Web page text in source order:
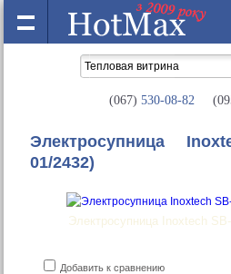
(067) 530-08-82
Электросупница
01/2432)
Электросупница Inoxtech
Добавить к сравнению